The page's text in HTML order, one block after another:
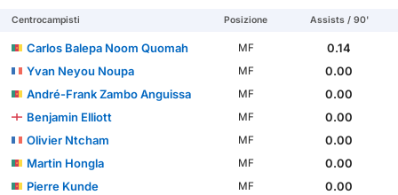
Centrocampisti Posizione Assists / 90'
Carlos Balepa Noom Quomah MF
0.14
Yvan Neyou Noupa
MF
0.00
André-Frank Zambo Anguissa
MF
0.00
Benjamin Elliott
MF
0.00
Olivier Ntcham
MF
0.00
Martin Hongla
MF
0.00
Pierre Kunde
MF
0.00